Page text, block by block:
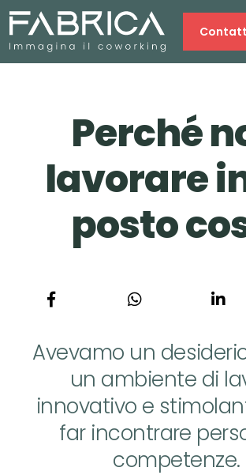
Perché
lavorare
posto
Avevamo un
un ambiente di
innovativo e
far incontrare
competenze.